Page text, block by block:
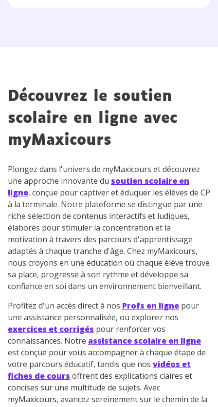
Découvrez le soutien
scolaire en ligne avec
myMaxicours
Plongez dans l'univers de myMaxicours et découvrez
une approche innovante du soutien scolaire en
ligne, conçue pour captiver et éduquer les élèves de CP
à la terminale. Notre plateforme se distingue par une
riche sélection de contenus interactifs et ludiques,
élaborés pour stimuler la concentration et la
motivation à travers des parcours d'apprentissage
adaptés à chaque tranche d'âge. Chez myMaxicours,
nous croyons en une éducation où chaque élève trouve
sa place, progresse à son rythme et développe sa
confiance en soi dans un environnement bienveillant.
Profitez d'un accès direct à nos Profs en ligne pour
une assistance personnalisée, ou explorez nos
exercices et corrigés pour renforcer vos
connaissances. Notre assistance scolaire en ligne
est conçue pour vous accompagner à chaque étape de
votre parcours éducatif, tandis que nos vidéos et
fiches de cours offrent des explications claires et
concises sur une multitude de sujets. Avec
myMaxicours, avancez sereinement sur le chemin de la